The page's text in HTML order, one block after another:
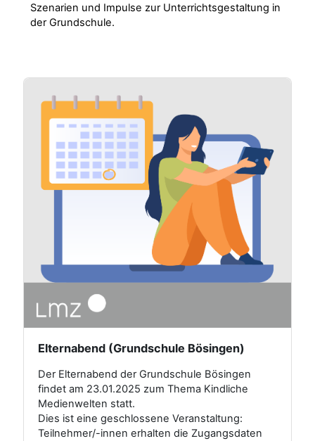
Szenarien und Impulse zur Unterrichtsgestaltung in
der Grundschule.
Elternabend (Grundschule Bösingen)
Der Elternabend der Grundschule Bösingen
findet am 23.01.2025 zum Thema Kindliche
Medienwelten statt.
Dies ist eine geschlossene Veranstaltung:
Teilnehmer/-innen erhalten die Zugangsdaten